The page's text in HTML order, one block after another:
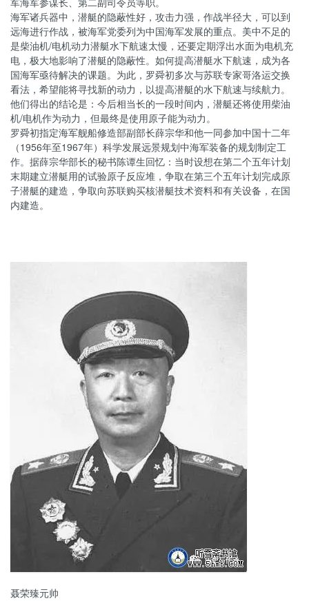
海军诸兵器中，潜艇的隐蔽性好，攻击力强，作战半径大，可以到
远海进行作战，被海军党委列为中国海军发展的重点。美中不足的
是柴油机/电机动力潜艇水下航速太慢，还要定期浮出水面为电机充
电，极大地影响了潜艇的隐蔽性。如何提高潜艇水下航速，成为各
国海军亟待解决的课题。为此，罗舜初多次与苏联专家哥洛运交换
看法，希望能将寻找新的动力，以提高潜艇的水下航速与续航力。
他们得出的结论是：今后相当长的一段时间内，潜艇还将使用柴油
机/电机作为动力，但最终是使用原子能为动力。
罗舜初指定海军舰船修造部副部长薛宗华和他一同参加中国十二年
（1956年至1967年）科学发展远景规划中海军装备的规划制定工
作。据薛宗华部长的秘书陈谭生回忆：当时设想在第二个五年计划
末期建立潜艇用的试验原子反应堆，争取在第三个五年计划完成原
子潜艇的建造，争取向苏联购买核潜艇技术资料和有关设备，在国
内建造。
聂荣臻元帅